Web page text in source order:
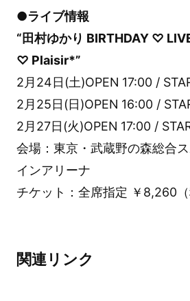
●ライブ情報
“田村ゆかり BIRTHDAY ♡
♡ Plaisir*”
2月24日(土)OPEN 17:00 /
2月25日(日)OPEN 16:00 /
2月27日(火)OPEN 17:00 /
会場：東京・武蔵野の森総合
インアリーナ
チケット：全席指定 ￥8,260（
関連リンク